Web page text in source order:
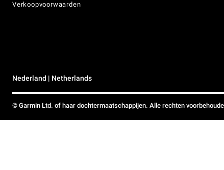
Verkoopvoorwaarden
Nederland | Netherlands
© Garmin Ltd. of haar dochtermaatschappijen. Alle rechten